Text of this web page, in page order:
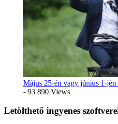
Május 25-én vagy június 1-
- 93 890 Views
Letölthető ingyenes